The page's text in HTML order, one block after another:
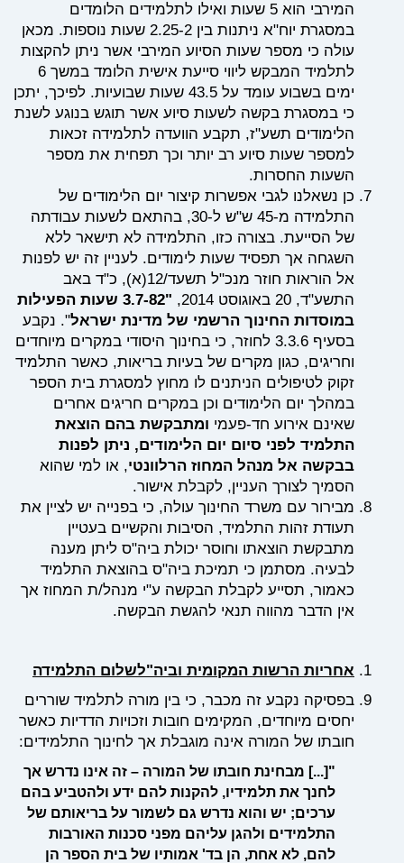
המירבי הוא 5 שעות ואילו לתלמידים הלומדים
במסגרת יוח"א ניתנות בין 2.25-2 שעות נוספות. מכאן
עולה כי מספר שעות הסיוע המירבי אשר ניתן להקצות
לתלמיד המבקש ליווי סייעת אישית הלומד במשך 6
ימים בשבוע עומד על 43.5 שעות שבועיות. לפיכך, יתכן
כי במסגרת בקשה לשעות סיוע אשר תוגש בנוגע לשנת
הלימודים תשע"ז, תקבע הוועדה לתלמידה זכאות
למספר שעות סיוע רב יותר וכך תפחית את מספר
השעות החסרות.
כן נשאלנו לגבי אפשרות קיצור יום הלימודים של
התלמידה
מ-45 ש"ש ל-30, בהתאם לשעות עבודתה
של הסייעת. בצורה כזו, התלמידה לא תישאר ללא
השגחה אך תפסיד שעות לימודים. לעניין זה יש לפנות
אל הוראות חוזר מנכ"ל
תשעד/12(א), כ"ד באב
התשע"ד, 20 באוגוסט 2014,
"3.7-82
שעות הפעילות
במוסדות החינוך הרשמי של מדינת ישראל". נקבע
בסעיף 3.3.6 לחוזר, כי בחינוך היסודי במקרים מיוחדים
וחריגים, כגון מקרים של בעיות בריאות, כאשר התלמיד
זקוק לטיפולים הניתנים לו מחוץ למסגרת בית הספר
במהלך יום הלימודים וכן במקרים חריגים אחרים
שאינם אירוע חד-פעמי ומתבקשת בהם הוצאת
התלמיד לפני סיום יום הלימודים, ניתן לפנות
בבקשה אל מנהל המחוז הרלוונטי, או למי שהוא
הסמיך לצורך העניין, לקבלת אישור.
מבירור עם משרד החינוך עולה, כי בפנייה יש לציין את
תעודת זהות התלמיד, הסיבות והקשיים בעטיין
מתבקשת הוצאתו וחוסר יכולת ביה"ס ליתן מענה
לבעיה. מסתמן כי תמיכת ביה"ס בהוצאת התלמיד
כאמור, תסייע לקבלת הבקשה ע"י מנהל/ת המחוז אך
אין הדבר מהווה תנאי להגשת הבקשה.
אחריות הרשות המקומית וביה"לשלום התלמידה
בפסיקה נקבע זה מכבר, כי בין מורה לתלמיד שוררים
יחסים מיוחדים, המקימים חובות וזכויות הדדיות כאשר
חובתו של המורה אינה מוגבלת אך לחינוך התלמידים:
"[...] מבחינת חובתו של המורה – זה אינו נדרש אך
לחנך את תלמידיו, להקנות להם ידע ולהטביע בהם
ערכים; יש והוא נדרש גם לשמור על בריאותם של
התלמידים ולהגן עליהם מפני סכנות האורבות
להם, לא אחת, הן בד' אמותיו של בית הספר הן